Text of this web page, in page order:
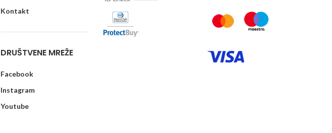
Kontakt
DRUŠTVENE MREŽE
Facebook
Instagram
Youtube